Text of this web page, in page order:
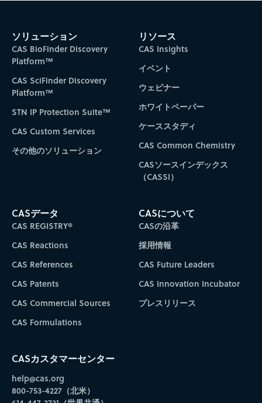
ソリューション
CAS BioFinder Discovery
Platform™
CAS SciFinder Discovery
Platform™
STN IP Protection Suite™
CAS Custom Services
その他のソリューション
リソース
CAS Insights
イベント
ウェビナー
ホワイトペーパー
ケーススタディ
CAS Common Chemistry
CASソースインデックス
（CASSI）
CASデータ
CAS REGISTRY®
CAS Reactions
CAS References
CAS Patents
CAS Commercial Sources
CAS Formulations
CASについて
CASの沿革
採用情報
CAS Future Leaders
CAS Innovation Incubator
プレスリリース
CASカスタマーセンター
help@cas.org
800-753-4227（北米）